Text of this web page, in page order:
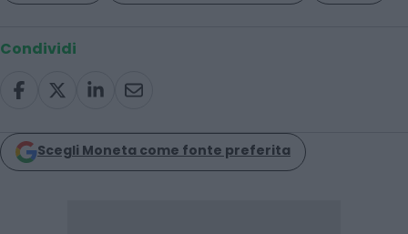
Condividi
Scegli Moneta come fonte preferita